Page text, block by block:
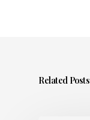
Related Posts